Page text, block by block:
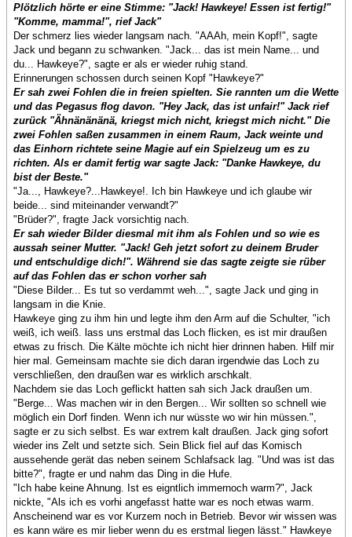
Plötzlich hörte er eine Stimme: "Jack! Hawkeye! Essen ist fertig!"
"Komme, mamma!", rief Jack"
Der schmerz lies wieder langsam nach. "AAAh, mein Kopf!", sagte
Jack und begann zu schwanken. "Jack... das ist mein Name... und
du... Hawkeye?", sagte er als er wieder ruhig stand.
Erinnerungen schossen durch seinen Kopf "Hawkeye?"
Er sah zwei Fohlen die in freien spielten. Sie rannten um die Wette
und das Pegasus flog davon. "Hey Jack, das ist unfair!" Jack rief
zurück "Ähnänänänä, kriegst mich nicht, kriegst mich nicht." Die
zwei Fohlen saßen zusammen in einem Raum, Jack weinte und
das Einhorn richtete seine Magie auf ein Spielzeug um es zu
richten. Als er damit fertig war sagte Jack: "Danke Hawkeye, du
bist der Beste."
"Ja..., Hawkeye?...Hawkeye!. Ich bin Hawkeye und ich glaube wir
beide... sind miteinander verwandt?"
"Brüder?", fragte Jack vorsichtig nach.
Er sah wieder Bilder diesmal mit ihm als Fohlen und so wie es
aussah seiner Mutter. "Jack! Geh jetzt sofort zu deinem Bruder
und entschuldige dich!". Während sie das sagte zeigte sie rüber
auf das Fohlen das er schon vorher sah
"Diese Bilder... Es tut so verdammt weh...", sagte Jack und ging in
langsam in die Knie.
Hawkeye ging zu ihm hin und legte ihm den Arm auf die Schulter, "ich
weiß, ich weiß. lass uns erstmal das Loch flicken, es ist mir draußen
etwas zu frisch. Die Kälte möchte ich nicht hier drinnen haben. Hilf mir
hier mal. Gemeinsam machte sie dich daran irgendwie das Loch zu
verschließen, den draußen war es wirklich arschkalt.
Nachdem sie das Loch geflickt hatten sah sich Jack draußen um.
"Berge... Was machen wir in den Bergen... Wir sollten so schnell wie
möglich ein Dorf finden. Wenn ich nur wüsste wo wir hin müssen.",
sagte er zu sich selbst. Es war extrem kalt draußen. Jack ging sofort
wieder ins Zelt und setzte sich. Sein Blick fiel auf das Komisch
aussehende gerät das neben seinem Schlafsack lag. "Und was ist das
bitte?", fragte er und nahm das Ding in die Hufe.
"Ich habe keine Ahnung. Ist es eigntlich immernoch warm?", Jack
nickte, "Als ich es vorhi angefasst hatte war es noch etwas warm.
Anscheinend war es vor Kurzem noch in Betrieb. Bevor wir wissen was
es kann wäre es mir lieber wenn du es erstmal liegen lässt." Hawkeye